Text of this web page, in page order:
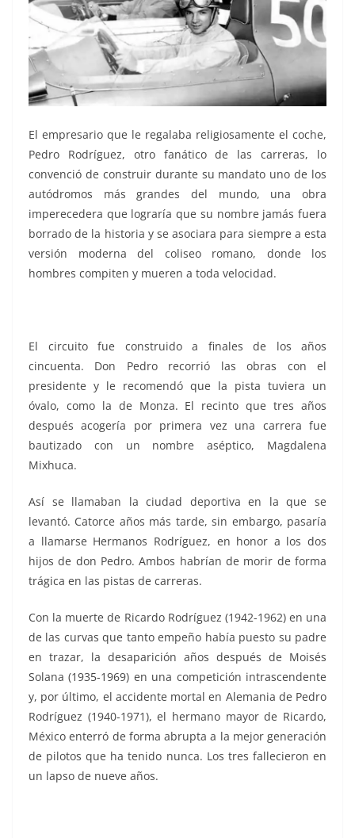
El empresario que le regalaba religiosamente el coche,
Pedro Rodríguez, otro fanático de las carreras, lo
convenció de construir durante su mandato uno de los
autódromos más grandes del mundo, una obra
imperecedera que lograría que su nombre jamás fuera
borrado de la historia y se asociara para siempre a esta
versión moderna del coliseo romano, donde los
hombres compiten y mueren a toda velocidad.
El circuito fue construido a finales de los años
cincuenta. Don Pedro recorrió las obras con el
presidente y le recomendó que la pista tuviera un
óvalo, como la de Monza. El recinto que tres años
después acogería por primera vez una carrera fue
bautizado con un nombre aséptico, Magdalena
Mixhuca.
Así se llamaban la ciudad deportiva en la que se
levantó. Catorce años más tarde, sin embargo, pasaría
a llamarse Hermanos Rodríguez, en honor a los dos
hijos de don Pedro. Ambos habrían de morir de forma
trágica en las pistas de carreras.
Con la muerte de Ricardo Rodríguez (1942-1962) en una
de las curvas que tanto empeño había puesto su padre
en trazar, la desaparición años después de Moisés
Solana (1935-1969) en una competición intrascendente
y, por último, el accidente mortal en Alemania de Pedro
Rodríguez (1940-1971), el hermano mayor de Ricardo,
México enterró de forma abrupta a la mejor generación
de pilotos que ha tenido nunca. Los tres fallecieron en
un lapso de nueve años.